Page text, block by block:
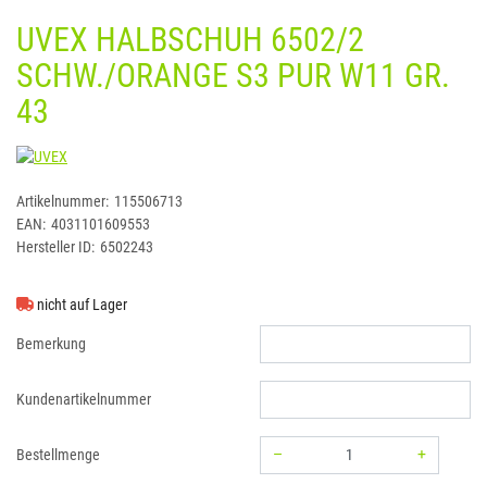
UVEX HALBSCHUH 6502/2
SCHW./ORANGE S3 PUR W11 GR.
43
Artikelnummer: 115506713
EAN: 4031101609553
Hersteller ID: 6502243
nicht auf Lager
Bemerkung
Kundenartikelnummer
Bestellmenge –
+